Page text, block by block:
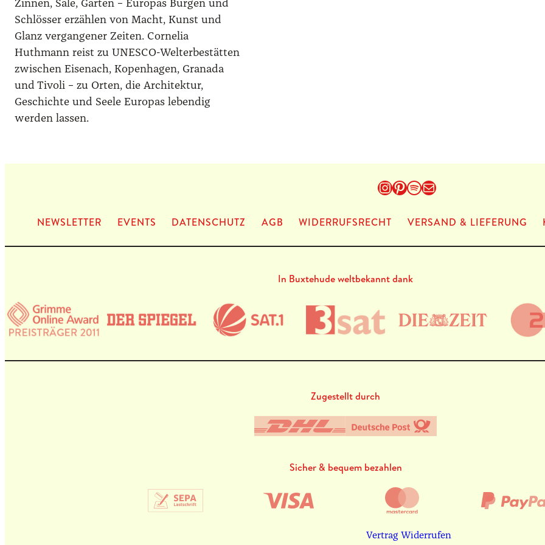
Zinnen, Säle, Gärten – Europas Burgen und
Schlösser erzählen von Macht, Kunst und
Glanz vergangener Zeiten. Cornelia
Huthmann reist zu UNESCO-Welterbestätten
zwischen Eisenach, Kopenhagen, Granada
und Tivoli – zu Orten, die Architektur,
Geschichte und Seele Europas lebendig
werden lassen.
Instagram
Pinterest
Spotify
E-Mail
NEWS­LET­TER EVENTS DATEN­SCHUTZ AGB WIDERRUFSRECHT VERSAND & LIEFERUNG
In Buxtehude weltbekannt dank
Zugestellt durch
Sicher & bequem bezahlen
Vertrag Widerrufen